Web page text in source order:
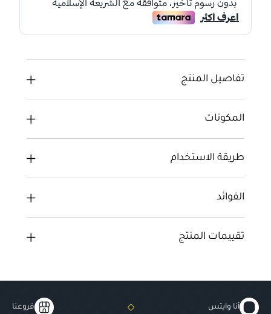
تفاصيل المنتج
المكونات
طريقة الاستخدام
الفوائد
تقييمات المنتج
أنا وايتس فروعنا